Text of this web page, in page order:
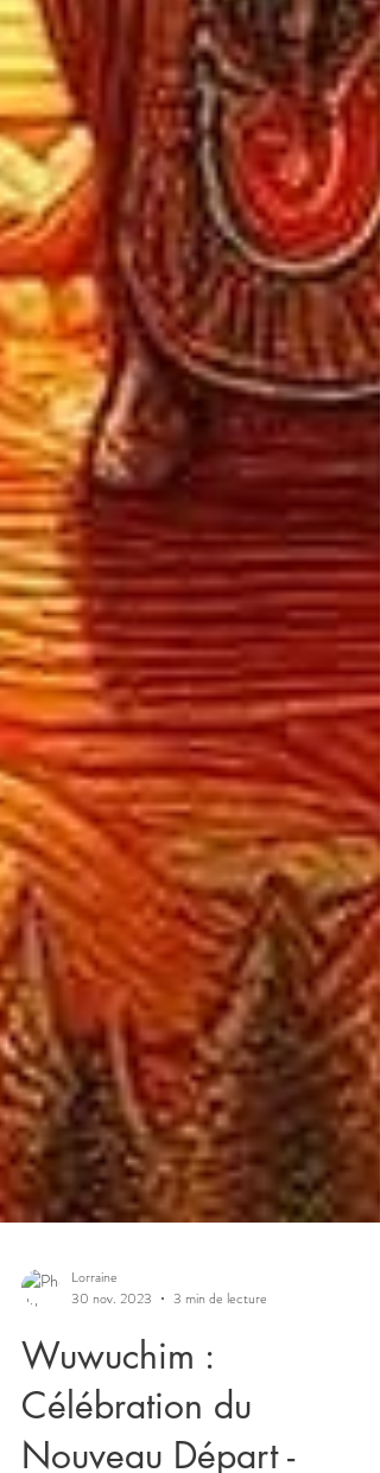
Lorraine
30 nov. 2023
3 min de lecture
Wuwuchim :